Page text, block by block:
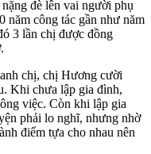
đè lên vai người phụ
năm công tác gần như năm
3 lần chị được đồng
chị, chị Hương cười
Khi chưa lập gia đình,
việc. Còn khi lập gia
phải lo nghĩ, nhưng nhờ
điểm tựa cho nhau nên